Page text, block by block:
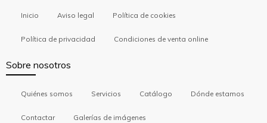
Inicio Aviso legal Política de cookies
Política de privacidad Condiciones de venta online
Sobre nosotros
Quiénes somos Servicios Catálogo Dónde estamos
Contactar Galerías de imágenes